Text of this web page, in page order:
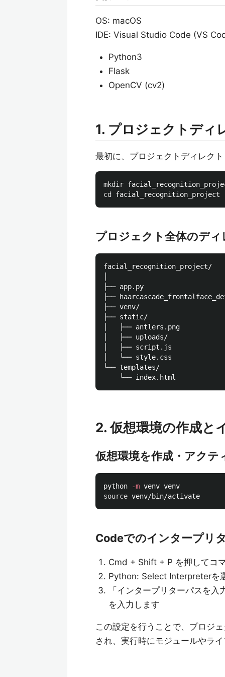
OS: macOS
IDE: Visual Studio Code (VS
Python3
Flask
OpenCV (cv2)
1. プロジェクトディ
最初に、プロジェクトディレク
mkdir
cd
プロジェクト全体のデ
facial_recognition_project/
├── app.py
├──
├── venv/
├── static/
│   ├── antlers.png
│   ├── uploads/
│   ├── script.js
│   └── style.css
└── templates/
2. 仮想環境の作成と
仮想環境を作成・アクテ
python -m
source
Codeでのインタープリ
Cmd + Shift + P を押してコ
Python: Select Interpreterを
「インタープリターパスを
を入力します
この設定を行うことで、プロジ
され、実行時にモジュールやラ